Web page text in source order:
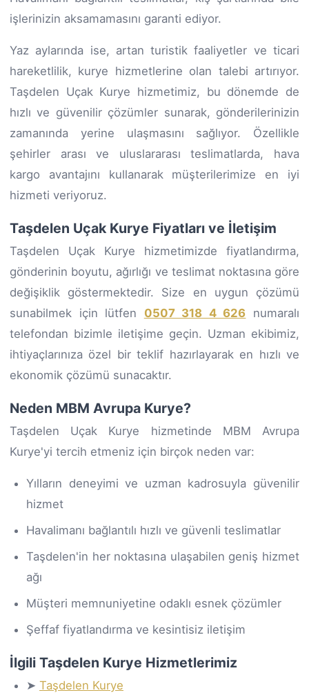
işlerinizin aksamamasını garanti ediyor.
Yaz aylarında ise, artan turistik faaliyetler ve ticari
hareketlilik, kurye hizmetlerine olan talebi artırıyor.
Taşdelen Uçak Kurye hizmetimiz, bu dönemde de
hızlı ve güvenilir çözümler sunarak, gönderilerinizin
zamanında yerine ulaşmasını sağlıyor. Özellikle
şehirler arası ve uluslararası teslimatlarda, hava
kargo avantajını kullanarak müşterilerimize en iyi
hizmeti veriyoruz.
Taşdelen Uçak Kurye Fiyatları ve İletişim
Taşdelen Uçak Kurye hizmetimizde fiyatlandırma,
gönderinin boyutu, ağırlığı ve teslimat noktasına göre
değişiklik göstermektedir. Size en uygun çözümü
sunabilmek için lütfen 0507 318 4 626 numaralı
telefondan bizimle iletişime geçin. Uzman ekibimiz,
ihtiyaçlarınıza özel bir teklif hazırlayarak en hızlı ve
ekonomik çözümü sunacaktır.
Neden MBM Avrupa Kurye?
Taşdelen Uçak Kurye hizmetinde MBM Avrupa
Kurye'yi tercih etmeniz için birçok neden var:
Yılların deneyimi ve uzman kadrosuyla güvenilir
hizmet
Havalimanı bağlantılı hızlı ve güvenli teslimatlar
Taşdelen'in her noktasına ulaşabilen geniş hizmet
ağı
Müşteri memnuniyetine odaklı esnek çözümler
Şeffaf fiyatlandırma ve kesintisiz iletişim
İlgili Taşdelen Kurye Hizmetlerimiz
➤ Taşdelen Kurye